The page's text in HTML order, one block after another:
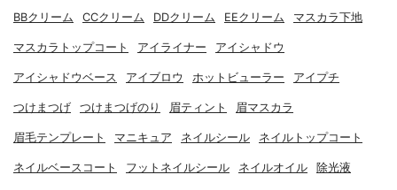
BBクリーム CCクリーム DDクリーム EEクリーム マスカラ下地
マスカラトップコート アイライナー アイシャドウ
アイシャドウベース アイブロウ ホットビューラー アイプチ
つけまつげ つけまつげのり 眉ティント 眉マスカラ
眉毛テンプレート マニキュア ネイルシール ネイルトップコート
ネイルベースコート フットネイルシール ネイルオイル 除光液